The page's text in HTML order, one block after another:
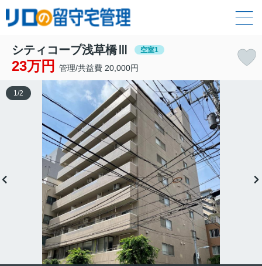
シティコープ浅草橋Ⅲ 空室1
23万円 管理/共益費 20,000円
1 /2